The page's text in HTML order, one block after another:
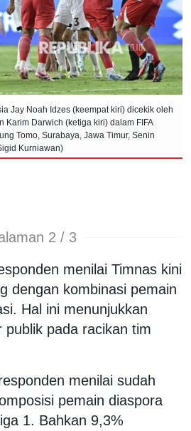
Jay Noah Idzes (keempat kiri) dicekik oleh
Karim Darwich (ketiga kiri) dalam FIFA
Tomo, Surabaya, Jawa Timur, Senin
Kurniawan)
2 / 3
menilai Timnas kini
dengan kombinasi pemain
Hal ini menunjukkan
publik pada racikan tim
menilai sudah
pemain diaspora
1. Bahkan 9,3%